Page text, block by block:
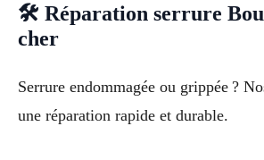
🛠 Réparation serrure
cher
Serrure endommagée ou grippée ?
une réparation rapide et durable.